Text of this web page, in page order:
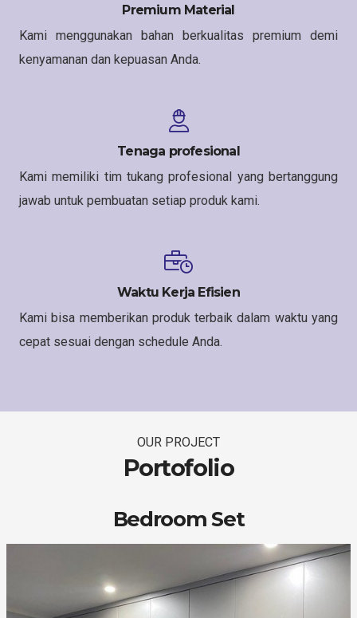
Premium Material
Kami menggunakan bahan berkualitas premium demi
kenyamanan dan kepuasan Anda.
Tenaga profesional
Kami memiliki tim tukang profesional yang bertanggung
jawab untuk pembuatan setiap produk kami.
Waktu Kerja Efisien
Kami bisa memberikan produk terbaik dalam waktu yang
cepat sesuai dengan schedule Anda.
OUR PROJECT
Portofolio
Bedroom Set